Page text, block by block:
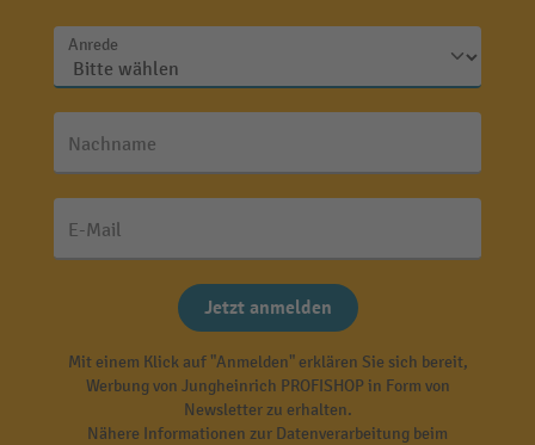
Anrede
Nachname
E-Mail
Jetzt anmelden
Mit einem Klick auf "Anmelden" erklären Sie sich bereit,
Werbung von Jungheinrich PROFISHOP in Form von
Newsletter zu erhalten.
Nähere Informationen zur Datenverarbeitung beim